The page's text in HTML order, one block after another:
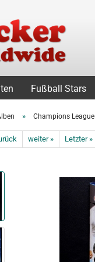
Fußball Stars
» Champions League
weiter » Letzter »